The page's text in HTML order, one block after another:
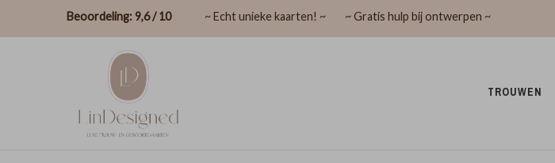
Beoordeling: 9,6 / 10 ~ Echt unieke kaarten! ~ ~ Gratis hulp bij ontwerpen ~
TROUWEN